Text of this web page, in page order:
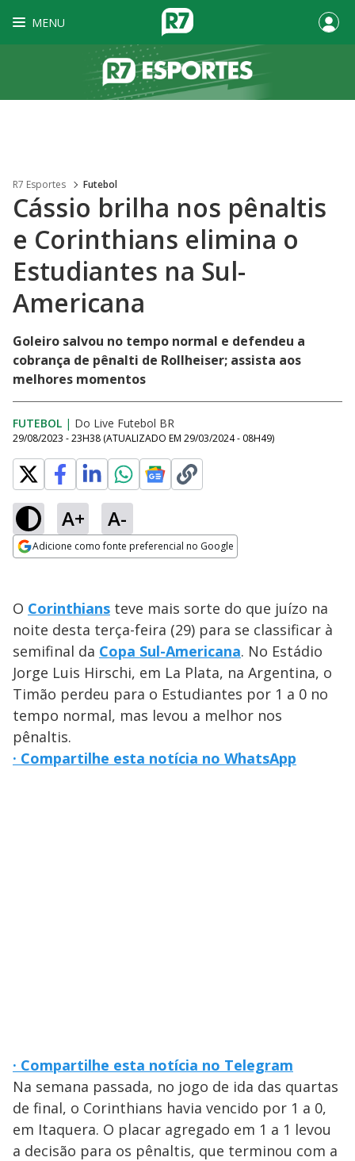
MENU
R7 Esportes Futebol
Cássio brilha nos pênaltis
e Corinthians elimina o
Estudiantes na Sul-
Americana
Goleiro salvou no tempo normal e defendeu a
cobrança de pênalti de Rollheiser; assista aos
melhores momentos
FUTEBOL | Do Live Futebol BR
29/08/2023 - 23H38 (ATUALIZADO EM 29/03/2024 - 08H49)
A+ A-
Adicione como fonte preferencial no Google
O Corinthians teve mais sorte do que juízo na
noite desta terça-feira (29) para se classificar à
semifinal da Copa Sul-Americana. No Estádio
Jorge Luis Hirschi, em La Plata, na Argentina, o
Timão perdeu para o Estudiantes por 1 a 0 no
tempo normal, mas levou a melhor nos
pênaltis.
· Compartilhe esta notícia no WhatsApp
· Compartilhe esta notícia no Telegram
Na semana passada, no jogo de ida das quartas
de final, o Corinthians havia vencido por 1 a 0,
em Itaquera. O placar agregado em 1 a 1 levou
a decisão para os pênaltis, que terminou com a